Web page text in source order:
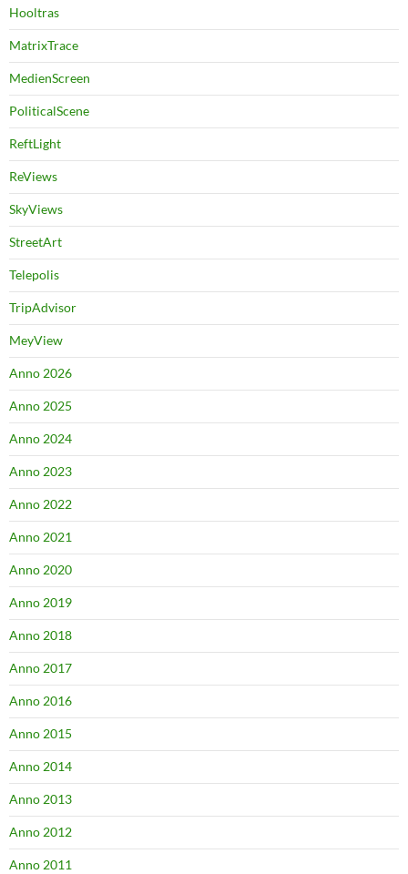
Hooltras
MatrixTrace
MedienScreen
PoliticalScene
ReftLight
ReViews
SkyViews
StreetArt
Telepolis
TripAdvisor
MeyView
Anno 2026
Anno 2025
Anno 2024
Anno 2023
Anno 2022
Anno 2021
Anno 2020
Anno 2019
Anno 2018
Anno 2017
Anno 2016
Anno 2015
Anno 2014
Anno 2013
Anno 2012
Anno 2011